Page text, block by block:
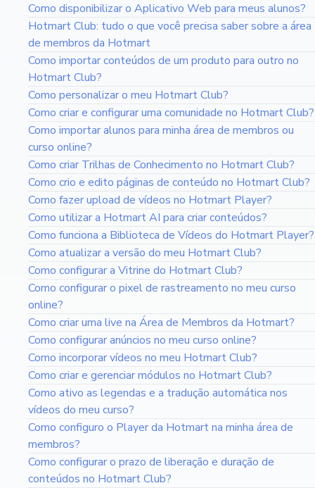
Como disponibilizar o Aplicativo Web para meus alunos?
Hotmart Club: tudo o que você precisa saber sobre a área
de membros da Hotmart
Como importar conteúdos de um produto para outro no
Hotmart Club?
Como personalizar o meu Hotmart Club?
Como criar e configurar uma comunidade no Hotmart Club?
Como importar alunos para minha área de membros ou
curso online?
Como criar Trilhas de Conhecimento no Hotmart Club?
Como crio e edito páginas de conteúdo no Hotmart Club?
Como fazer upload de vídeos no Hotmart Player?
Como utilizar a Hotmart AI para criar conteúdos?
Como funciona a Biblioteca de Vídeos do Hotmart Player?
Como atualizar a versão do meu Hotmart Club?
Como configurar a Vitrine do Hotmart Club?
Como configurar o pixel de rastreamento no meu curso
online?
Como criar uma live na Área de Membros da Hotmart?
Como configurar anúncios no meu curso online?
Como incorporar vídeos no meu Hotmart Club?
Como criar e gerenciar módulos no Hotmart Club?
Como ativo as legendas e a tradução automática nos
vídeos do meu curso?
Como configuro o Player da Hotmart na minha área de
membros?
Como configurar o prazo de liberação e duração de
conteúdos no Hotmart Club?